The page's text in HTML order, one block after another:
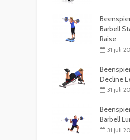
Barbell
Raise
31 juli
Decline
31 juli
Barbell
31 juli